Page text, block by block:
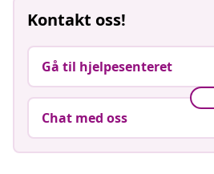
Kontakt oss!
Gå til hjelpesenteret
Chat med oss